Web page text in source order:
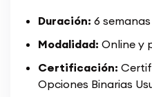
Duración: 6 semanas
Modalidad: Online y
Certificación:
Opciones Binarias